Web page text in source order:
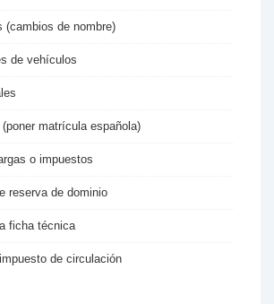
(cambios de nombre)
de vehículos
matrícula española)
o impuestos
reserva de dominio
ficha técnica
de circulación